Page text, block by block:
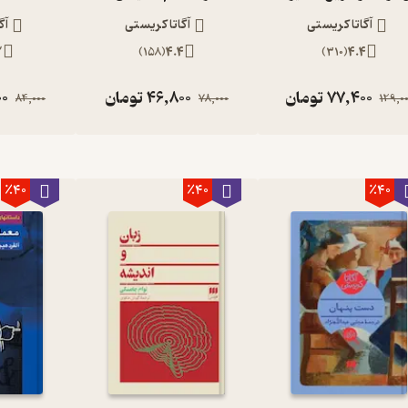
تقریباً خالی. مردم نامه‌هایشان را داخل صندوق پست بیرون از
کرده است.
خوشحال بود. گوندا فروشنده لوازم خانگی جنب پستخانه بود. زنی
که دختر پرحرفی بود و همیشه به تازه‌واردهای روستا علاقه نشان
و دفترچه یادداشت و لوازم‌التحریر و انواع و اقسام شکلات و اقلام
به هم زده بودند.
آگاتا کریستی
4.4
(
310
)
77,400تومان
آگاتا کریستی
4.4
(
158
)
78,000
46,800تومان 84,000
٪40 ٪40 ٪40